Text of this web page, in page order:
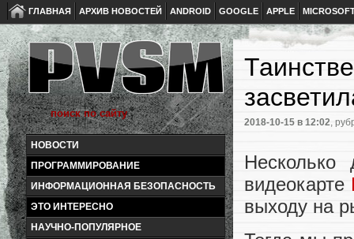
ГЛАВНАЯ АРХИВ НОВОСТЕЙ ANDROID GOOGLE APPLE
НОВОСТИ
ПРОГРАММИРОВАНИЕ
ИНФОРМАЦИОННАЯ БЕЗОПАСНОСТЬ
ЭТО ИНТЕРЕСНО
НАУЧНО-ПОПУЛЯРНОЕ
2018-10-15 в 12:02,
видеокарте
выходу на